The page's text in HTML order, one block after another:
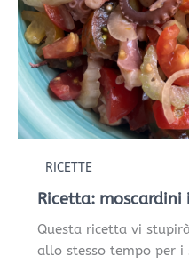
RICETTE
Ricetta:
Questa ricetta vi
allo stesso tempo per i